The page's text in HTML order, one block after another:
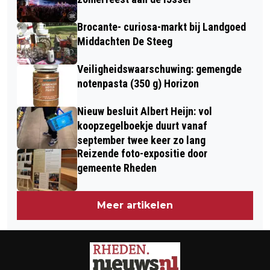
ZORGMEDEWERKERS
Brocante- curiosa-markt bij Landgoed
Middachten De Steeg
Veiligheidswaarschuwing: gemengde
notenpasta (350 g) Horizon
Nieuw besluit Albert Heijn: vol
koopzegelboekje duurt vanaf
september twee keer zo lang
Reizende foto-expositie door
gemeente Rheden
Meer artikelen